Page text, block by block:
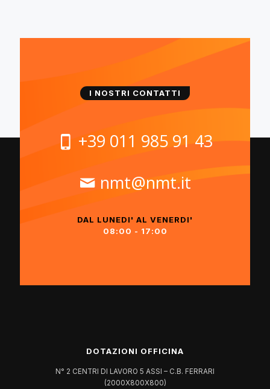
I NOSTRI CONTATTI
+39 011 985 91 43
nmt@nmt.it
DAL LUNEDI' AL VENERDI'
08:00 - 17:00
DOTAZIONI OFFICINA
N° 2 CENTRI DI LAVORO 5 ASSI – C.B. FERRARI
(2000X800X800)